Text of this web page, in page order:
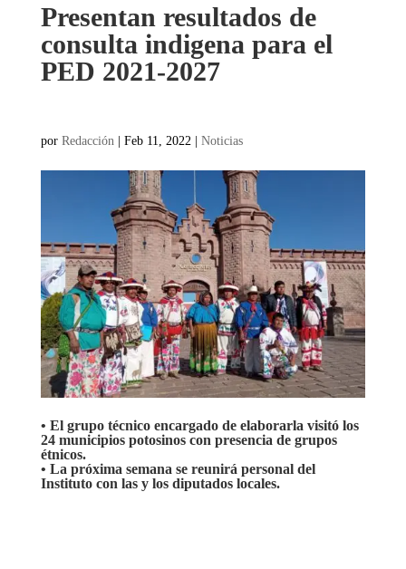
Presentan resultados de
consulta indigena para el
PED 2021-2027
por Redacción | Feb 11, 2022 | Noticias
• El grupo técnico encargado de elaborarla visitó los
24 municipios potosinos con presencia de grupos
étnicos.
• La próxima semana se reunirá personal del
Instituto con las y los diputados locales.